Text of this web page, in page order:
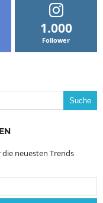
1.000
Follower
neuesten Trends